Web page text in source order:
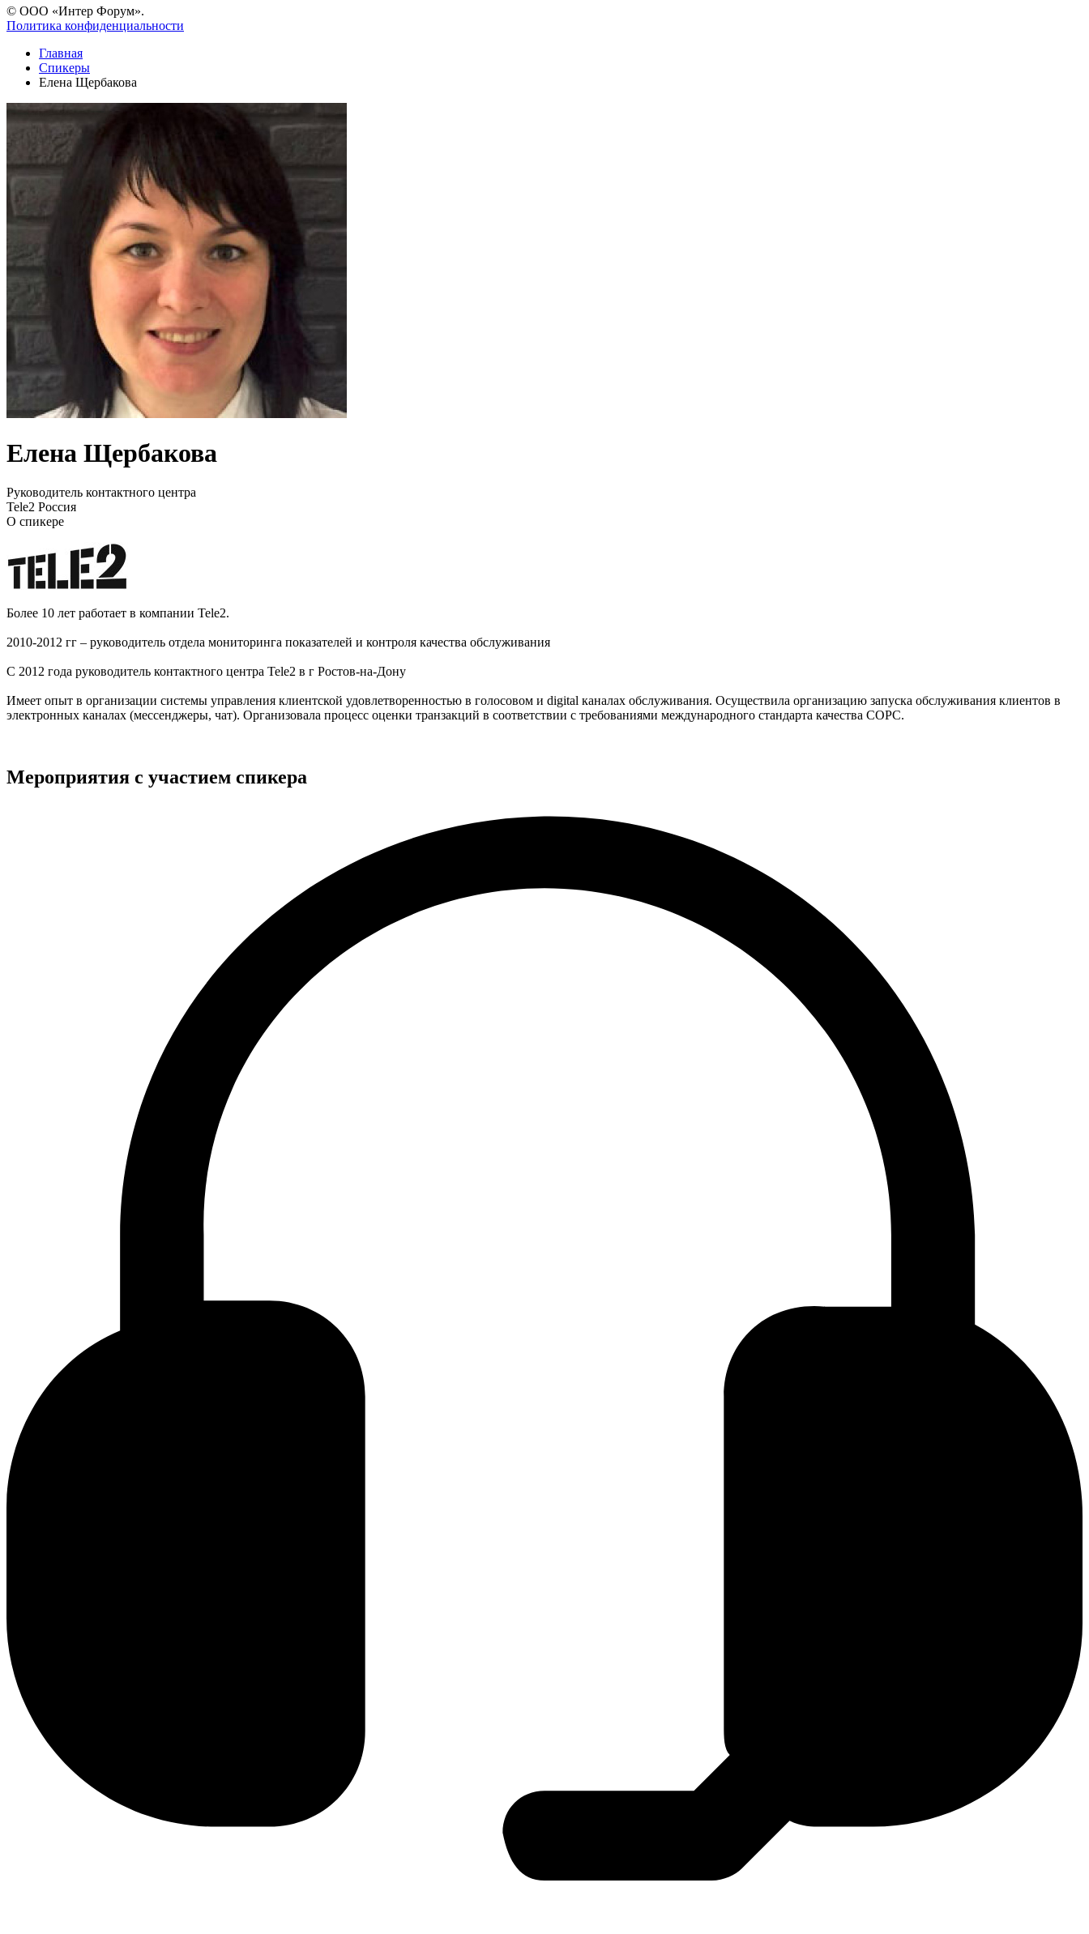
© ООО «Интер Форум».
Политика конфиденциальности
Главная
Спикеры
Елена Щербакова
Елена Щербакова
Руководитель контактного центра
Tele2 Россия
О спикере
Более 10 лет работает в компании Tele2.
2010-2012 гг – руководитель отдела мониторинга показателей и контроля качества обслуживания
С 2012 года руководитель контактного центра Tele2 в г Ростов-на-Дону
Имеет опыт в организации системы управления клиентской удовлетворенностью в голосовом и digital каналах обслуживания. Осуществила организацию запуска обслуживания клиентов в
электронных каналах (мессенджеры, чат). Организовала процесс оценки транзакций в соответствии с требованиями международного стандарта качества COPC.
Мероприятия с участием спикера